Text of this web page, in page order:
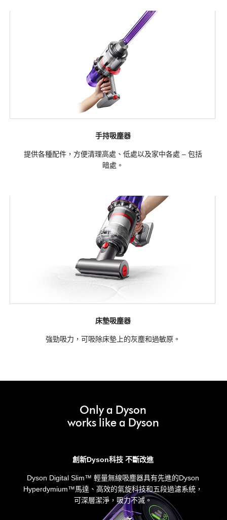
手持吸塵器
提供各種配件，方便清理高處、低處以及家中各處 – 包括
暗處。
床墊吸塵器
強勁吸力，可吸除床墊上的灰塵和過敏原。
Only a Dyson
works like a Dyson
創新Dyson科技 不斷改進
Dyson Digital Slim™ 輕量無線吸塵器具有先進的Dyson
Hyperdymium™馬達、高效的氣旋科技和五段過濾系統，
可深層潔淨，吸力不減。